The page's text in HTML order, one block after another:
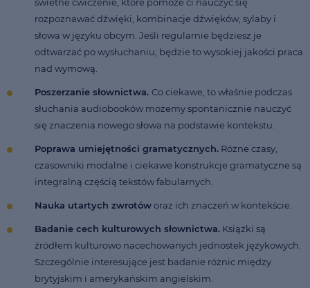
rozpoznawać dźwięki, kombinacje dźwięków, sylaby i
słowa w języku obcym. Jeśli regularnie będziesz je
odtwarzać po wysłuchaniu, będzie to wysokiej jakości praca
nad wymową.
Poszerzanie słownictwa. Co ciekawe, to właśnie podczas
słuchania audiobooków możemy spontanicznie nauczyć
się znaczenia nowego słowa na podstawie kontekstu.
Poprawa umiejętności gramatycznych. Różne czasy,
czasowniki modalne i ciekawe konstrukcje gramatyczne są
integralną częścią tekstów fabularnych.
Nauka utartych zwrotóworaz ich znaczeń w kontekście.
Badanie cech kulturowych słownictwa. Książki są
źródłem kulturowo nacechowanych jednostek językowych.
Szczególnie interesujące jest badanie różnic między
brytyjskim i amerykańskim angielskim.